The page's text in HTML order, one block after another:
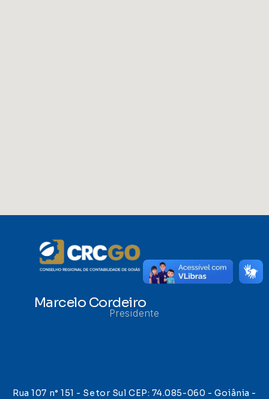
Marcelo Cordeiro
Presidente
Rua 107 n° 151 - Setor Sul CEP: 74.085-060 - Goiânia -